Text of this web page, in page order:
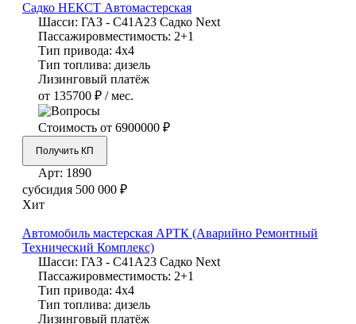
Садко НЕКСТ Автомастерская
Шасси: ГАЗ - С41А23 Садко Next
Пассажировместимость: 2+1
Тип привода: 4х4
Тип топлива: дизель
Лизинговый платёж
от 135700 ₽ / мес.
Стоимость от 6900000 ₽
Получить КП
Арт: 1890
субсидия 500 000 ₽
Хит
Автомобиль мастерская АРТК (Аварийно Ремонтный
Технический Комплекс)
Шасси: ГАЗ - С41А23 Садко Next
Пассажировместимость: 2+1
Тип привода: 4х4
Тип топлива: дизель
Лизинговый платёж